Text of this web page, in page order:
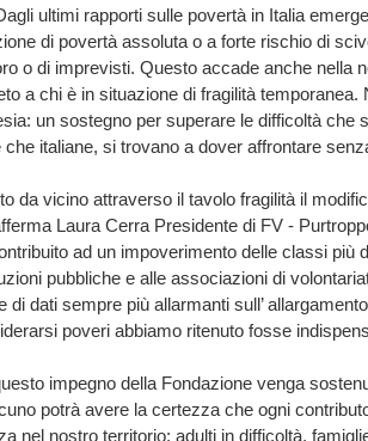
ultimi rapporti sulle povertà in Italia
di povertà assoluta o a forte rischio di
o di imprevisti. Questo accade anche nella
a chi è in situazione di fragilità temporanea.
un sostegno per superare le difficoltà che
italiane, si trovano a dover affrontare
da vicino attraverso il tavolo fragilità il
Laura Cerra Presidente di FV -
ad un impoverimento delle classi più
pubbliche e alle associazioni di
dati sempre più allarmanti sull’
poveri abbiamo ritenuto fosse
impegno della Fondazione venga
potrà avere la certezza che ogni
nel nostro territorio: adulti in difficoltà,